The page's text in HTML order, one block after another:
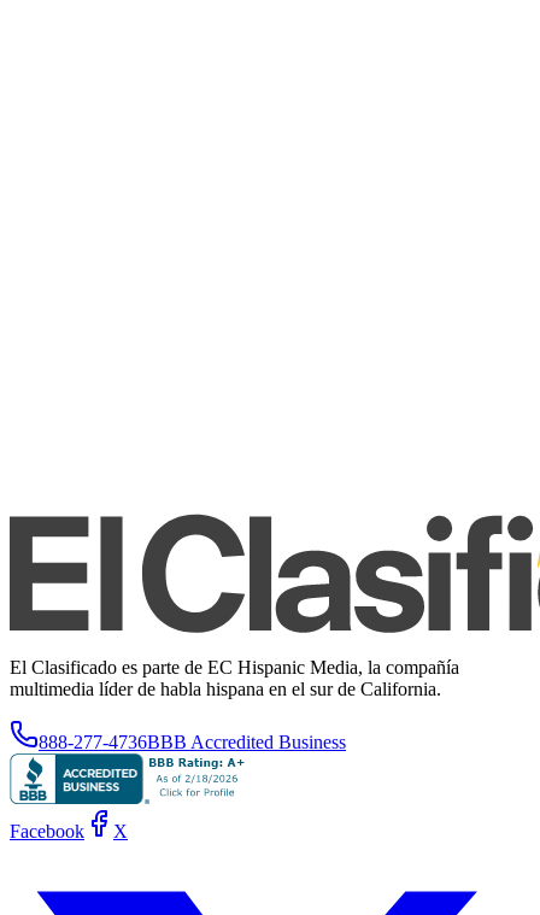
El Clasificado es parte de EC Hispanic Media, la compañía
multimedia líder de habla hispana en el sur de California.
888-277-4736BBB Accredited Business
Facebook X